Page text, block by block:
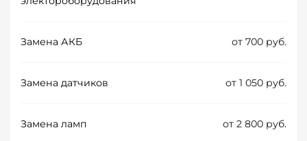
Замена АКБ от 700 руб.
Замена датчиков от 1 050 руб.
Замена ламп от 2 800 руб.